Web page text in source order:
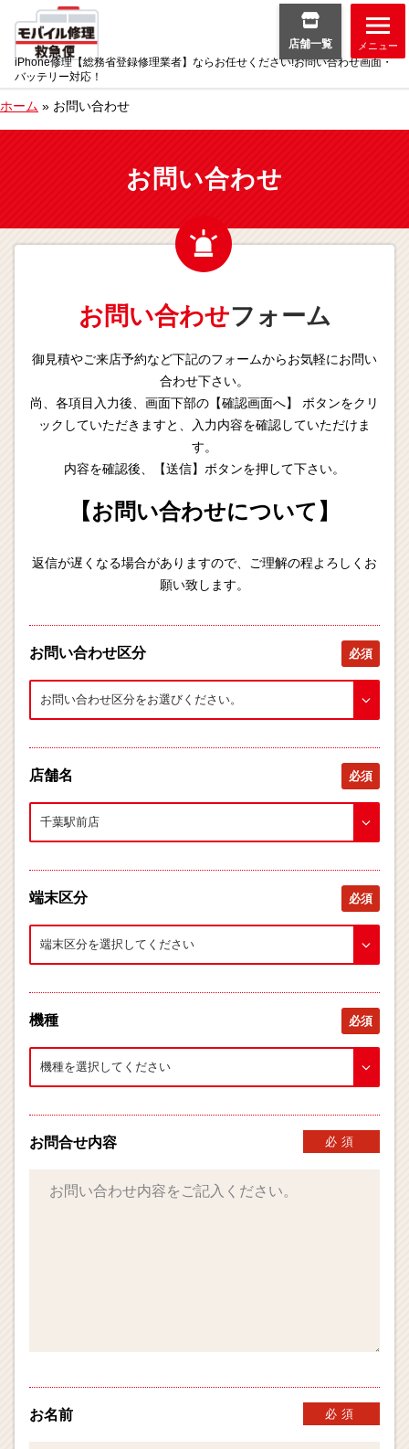
iPhone修理【総務省登録修理業者】ならお任せください!お問い合わせ画面・
バッテリー対応！
店舗一覧 メニュー
ホーム » お問い合わせ
お問い合わせ
お問い合わせフォーム
御見積やご来店予約など下記のフォームからお気軽にお問い
合わせ下さい。
尚、各項目入力後、画面下部の【確認画面へ】 ボタンをクリ
ックしていただきますと、入力内容を確認していただけま
す。
内容を確認後、【送信】ボタンを押して下さい。
【お問い合わせについて】
返信が遅くなる場合がありますので、ご理解の程よろしくお
願い致します。
お問い合わせ区分 必須
店舗名 必須
端末区分 必須
機種 必須
お問合せ内容 必須
お名前 必須